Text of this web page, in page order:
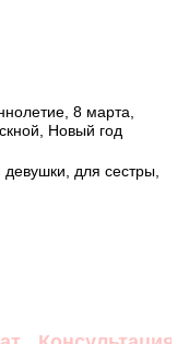
8 марта,
Новый год
для сестры,